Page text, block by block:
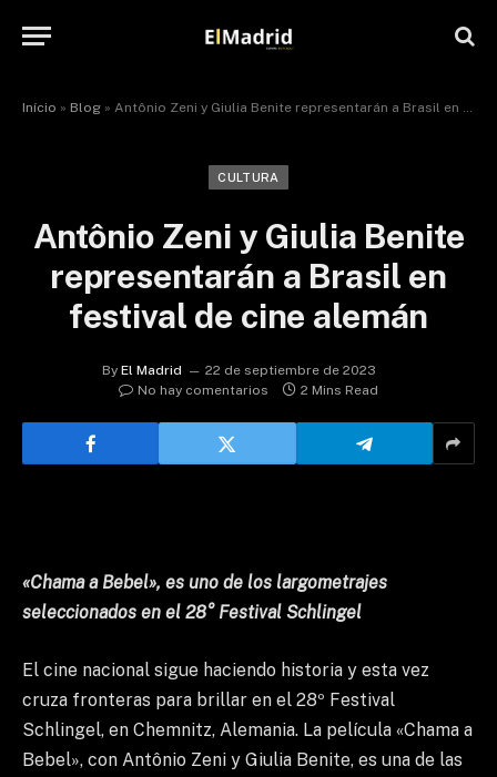
Início » Blog » Antônio Zeni y Giulia Benite representarán a Brasil en festival de cine alemán
CULTURA
Antônio Zeni y Giulia Benite
representarán a Brasil en
festival de cine alemán
By El Madrid
22 de septiembre de 2023
No hay comentarios
2 Mins Read
«Chama a Bebel», es uno de los largometrajes
seleccionados en el 28° Festival Schlingel
El cine nacional sigue haciendo historia y esta vez
cruza fronteras para brillar en el 28º Festival
Schlingel, en Chemnitz, Alemania. La película «Chama a
Bebel», con Antônio Zeni y Giulia Benite, es una de las